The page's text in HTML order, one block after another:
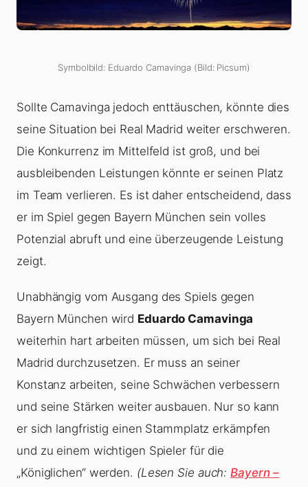
Symbolbild: Eduardo Camavinga (Bild: Picsum)
Sollte Camavinga jedoch enttäuschen, könnte dies
seine Situation bei Real Madrid weiter erschweren.
Die Konkurrenz im Mittelfeld ist groß, und bei
ausbleibenden Leistungen könnte er seinen Platz
im Team verlieren. Es ist daher entscheidend, dass
er im Spiel gegen Bayern München sein volles
Potenzial abruft und eine überzeugende Leistung
zeigt.
Unabhängig vom Ausgang des Spiels gegen
Bayern München wird Eduardo Camavinga
weiterhin hart arbeiten müssen, um sich bei Real
Madrid durchzusetzen. Er muss an seiner
Konstanz arbeiten, seine Schwächen verbessern
und seine Stärken weiter ausbauen. Nur so kann
er sich langfristig einen Stammplatz erkämpfen
und zu einem wichtigen Spieler für die
„Königlichen“ werden. (Lesen Sie auch:Bayern –